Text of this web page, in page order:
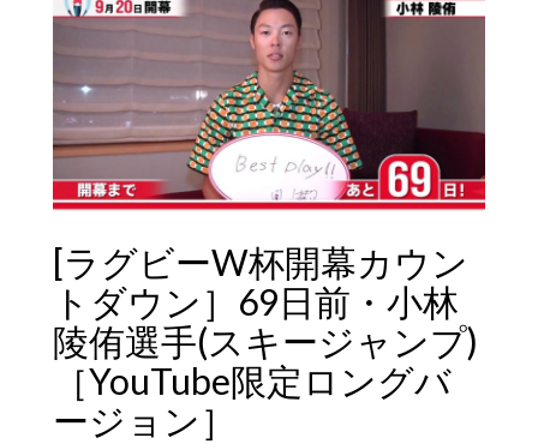
[ラグビーW杯開幕カウン
トダウン］69日前・小林
陵侑選手(スキージャンプ)
［YouTube限定ロングバ
ージョン］